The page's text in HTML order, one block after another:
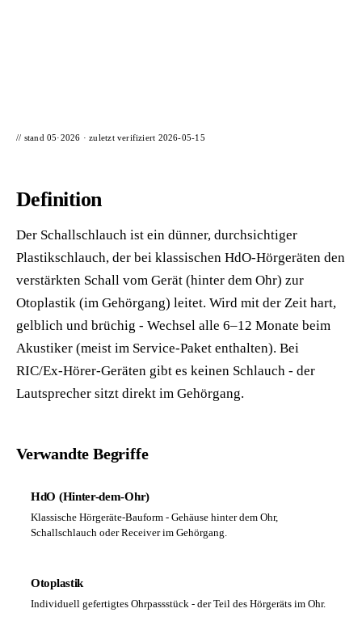
// stand 05·2026 · zuletzt verifiziert 2026-05-15
Definition
Der Schallschlauch ist ein dünner, durchsichtiger
Plastikschlauch, der bei klassischen HdO-Hörgeräten den
verstärkten Schall vom Gerät (hinter dem Ohr) zur
Otoplastik (im Gehörgang) leitet. Wird mit der Zeit hart,
gelblich und brüchig - Wechsel alle 6–12 Monate beim
Akustiker (meist im Service-Paket enthalten). Bei
RIC/Ex-Hörer-Geräten gibt es keinen Schlauch - der
Lautsprecher sitzt direkt im Gehörgang.
Verwandte Begriffe
HdO (Hinter-dem-Ohr)
Klassische Hörgeräte-Bauform - Gehäuse hinter dem Ohr,
Schallschlauch oder Receiver im Gehörgang.
Otoplastik
Individuell gefertigtes Ohrpassstück - der Teil des Hörgeräts im Ohr.